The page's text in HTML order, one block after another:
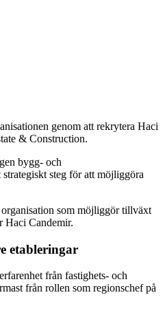
genom att rekrytera Haci
& Construction.
bygg- och
steg för att möjliggöra
som möjliggör tillväxt
Haci Candemir.
etableringar
från fastighets- och
från rollen som regionschef på